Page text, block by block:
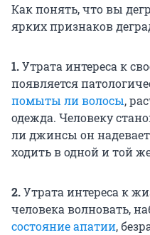
Как понять, что вы
ярких признаков
1.Утрата интереса к
появляется
помыты ли волосы,
одежда. Человеку
ли джинсы он
ходить в одной и той
2.Утрата интереса к
человека волновать,
состояние апатии,